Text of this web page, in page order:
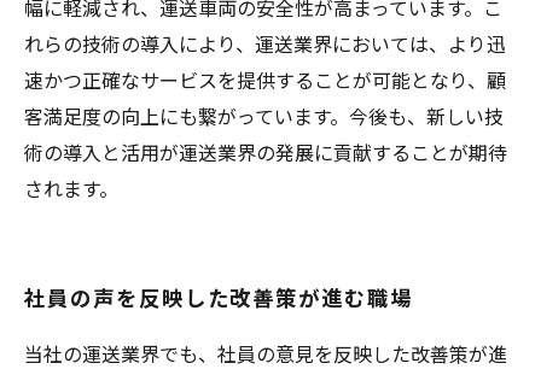
幅に軽減され、運送車両の安全性が高まっています。こ
れらの技術の導入により、運送業界においては、より迅
速かつ正確なサービスを提供することが可能となり、顧
客満足度の向上にも繋がっています。今後も、新しい技
術の導入と活用が運送業界の発展に貢献することが期待
されます。
社員の声を反映した改善策が進む職場
当社の運送業界でも、社員の意見を反映した改善策が進